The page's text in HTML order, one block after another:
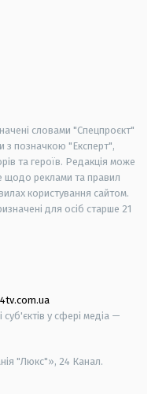
словами "Спецпроєкт"
з позначкою "Експерт",
та героїв. Редакція може
щодо реклами та правил
користування сайтом.
для осіб старше 21
у сфері медіа —
"Люкс"», 24 Канал.